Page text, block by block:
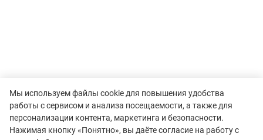
Мы используем файлы cookie для повышения удобства
работы с сервисом и анализа посещаемости, а также для
персонализации контента, маркетинга и безопасности.
Нажимая кнопку «Понятно», вы даёте согласие на работу с